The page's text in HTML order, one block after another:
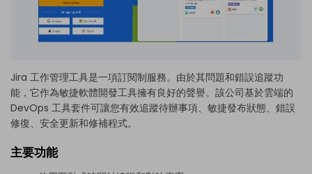
Jira 工作管理工具是一項訂閱制服務。由於其問題和錯誤追蹤功
能，它作為敏捷軟體開發工具擁有良好的聲譽。該公司基於雲端的
DevOps 工具套件可讓您有效追蹤待辦事項、敏捷發布狀態、錯誤
修復、安全更新和修補程式。
主要功能